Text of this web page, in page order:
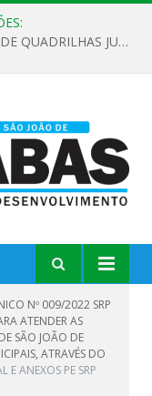
REGULAMENTO – V INTERMUNICIPAL DE QUADRILHAS JUNINAS 2026
Nº 009/2022 SRP
ATENDER AS
SÃO JOÃO DE
ATRAVÉS DO
E ANEXOS PE SRP